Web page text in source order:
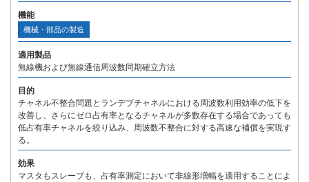
機能
機械・部品の製造
適用製品
無線機および無線通信周波数同期確立方法
目的
チャネル不整合問題とランデブチャネルにおける周波数利用効率の低下を
改善し、さらにゼロ占有率となるチャネルが多数存在する場合であっても
低占有率チャネルを絞り込み、周波数不整合に対する高速な補償を実現す
る。
効果
マスタもスレーブも、占有率測定において非線形増幅を適用することによ